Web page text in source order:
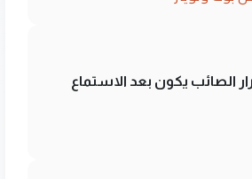
الصائب يكون بعد الاستماع